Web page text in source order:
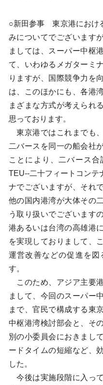
○新田参事 東京港におけ
みについてでございます
ましては、スーパー中枢
て、いわゆるメガターミ
りますが、国際競争力を
は、このほかにも、各港
まざまな方式が考えられ
思っております。
東京港ではこれまでも
二バースを同一の船会社
ことにより、二バース
TEU--二十フィートコンテ
ナでございますが、それ
他の国内港湾が大体その
う取り扱いでございます
港あるいは台湾の高雄港
を実現しておりまして、
運営改善などの促進を図
す。
このため、アジア主要
まして、今回のスーパー
まで、官民で構成する東
中枢港湾検討部会と、そ
別の小委員会におきまし
ードタイムの短縮など、
した。
今後は実施段階に入っ